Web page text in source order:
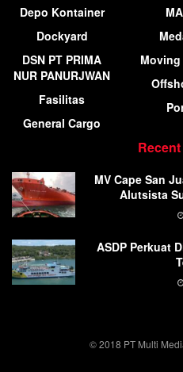
Depo Kontainer
Dockyard
DSN PT PRIMA
NUR PANURJWAN
Fasilitas
General Cargo
MV Cape San
Alutsista
ASDP Perkuat
© 2018 PT Multi